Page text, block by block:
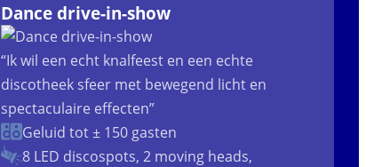
Dance drive-in-show
“Ik wil een echt knalfeest en een echte
discotheek sfeer met bewegend licht en
spectaculaire effecten”
Geluid tot ± 150 gasten
8 LED discospots, 2 moving heads,